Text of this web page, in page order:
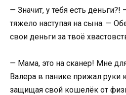
— Значит, у тебя есть
тяжело наступая на сына. —
свои деньги за твоё
— Мама, это на сканер! Мне
Валера в панике прижал руки
защищая свой кошелёк от